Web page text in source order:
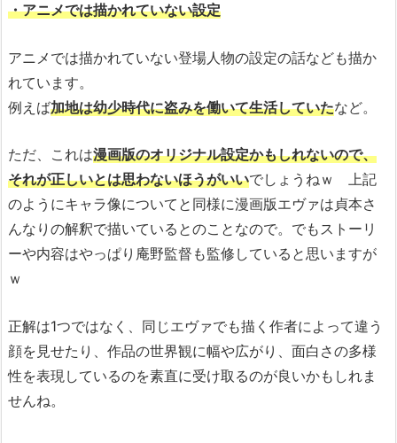
・アニメでは描かれていない設定
アニメでは描かれていない登場人物の設定の話なども描か
れています。
例えば加地は幼少時代に盗みを働いて生活していたなど。
ただ、これは漫画版のオリジナル設定かもしれないので、
それが正しいとは思わないほうがいいでしょうねｗ 上記
のようにキャラ像についてと同様に漫画版エヴァは貞本さ
んなりの解釈で描いているとのことなので。でもストーリ
ーや内容はやっぱり庵野監督も監修していると思いますが
ｗ
正解は1つではなく、同じエヴァでも描く作者によって違う
顔を見せたり、作品の世界観に幅や広がり、面白さの多様
性を表現しているのを素直に受け取るのが良いかもしれま
せんね。